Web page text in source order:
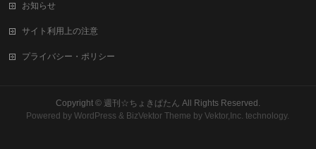
お知らせ
サイト利用上の注意
プライバシー・ポリシー
Copyright © 週刊☆ちょきぱたん All Rights Reserved.
Powered byWordPress & BizVektor Theme by Vektor,Inc. technology.